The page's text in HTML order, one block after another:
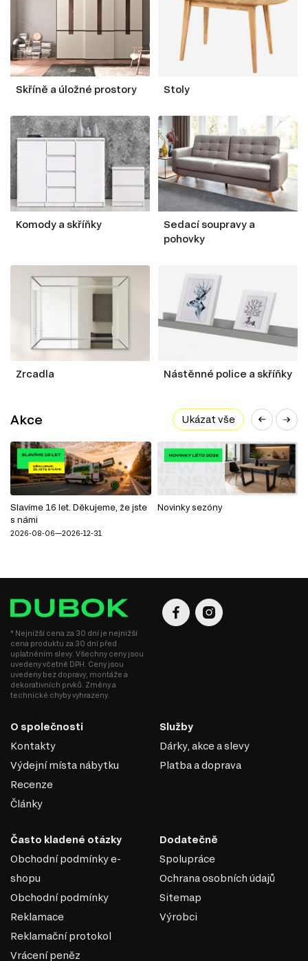
Skříně a úložné prostory Stoly
Komody a skříňky
Sedací soupravy a
pohovky
Zrcadla Nástěnné police a skříňky
Akce Ukázat vše
Slavíme 16 let. Děkujeme, že jste
s námi
2026-08-06—2026-12-31
Novinky sezóny
* Nejnižší cena za 30 dní je nejnižší
cena produktu za 30 dní před
uplatněním slevy. Všechny ceny jsou
uvedeny včetně DPH. Ceny jsou
uvedeny bez dopravy, montáže a
dekorativních prvků. Změny a
technické chyby vyhrazeny.
O společnosti
Kontakty
Výdejní místa nábytku
Recenze
Články
Služby
Dárky, akce a slevy
Platba a doprava
Často kladené otázky
Obchodní podmínky e-
shopu
Obchodní podmínky
Reklamace
Reklamační protokol
Vrácení peněz
Dodatečně
Spolupráce
Ochrana osobních údajů
Sitemap
Výrobci